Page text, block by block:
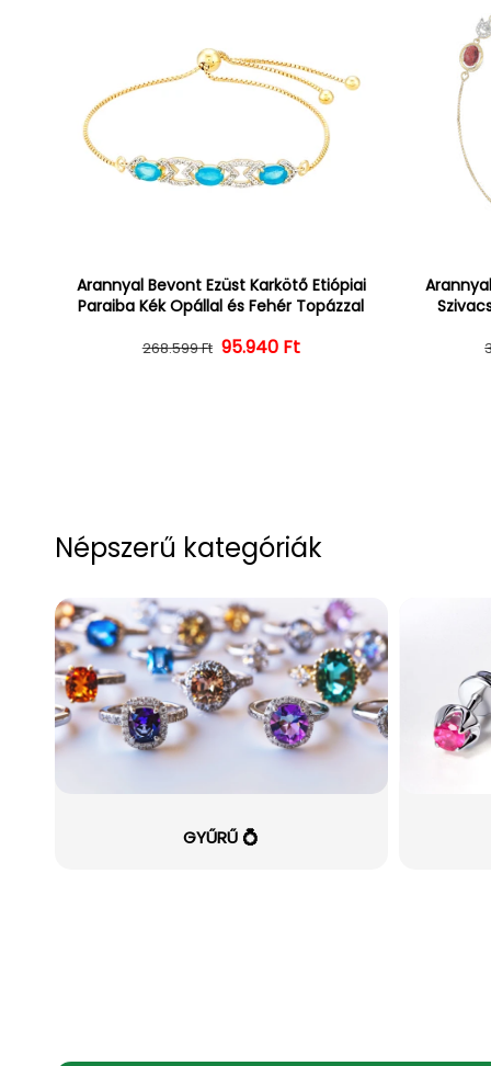
Arannyal Bevont Ezüst Karkötő Etiópiai
Paraiba Kék Opállal és Fehér Topázzal
Normál ár
268.599 Ft Kedvezményes ár
95.940 Ft
Népszerű kategóriák
GYŰRŰ 💍